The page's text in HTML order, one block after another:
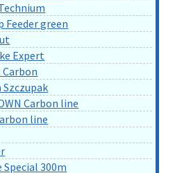
Feeder green
Expert
Carbon line
line
300m